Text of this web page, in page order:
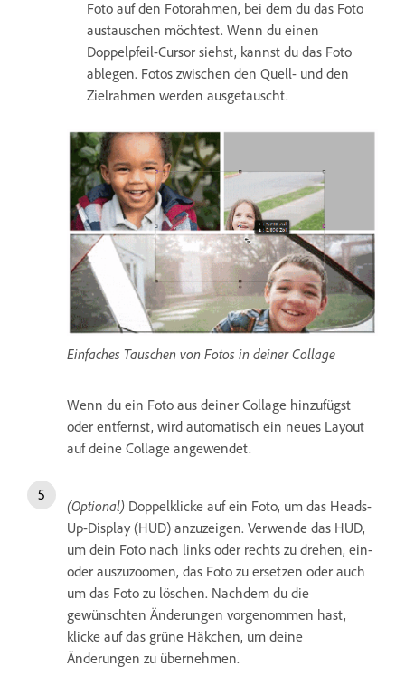
Foto auf den Fotorahmen, bei dem du das Foto
austauschen möchtest. Wenn du einen
Doppelpfeil-Cursor siehst, kannst du das Foto
ablegen. Fotos zwischen den Quell- und den
Zielrahmen werden ausgetauscht.
Einfaches Tauschen von Fotos in deiner Collage
Wenn du ein Foto aus deiner Collage hinzufügst
oder entfernst, wird automatisch ein neues Layout
auf deine Collage angewendet.
(Optional) Doppelklicke auf ein Foto, um das Heads-
Up-Display (HUD) anzuzeigen. Verwende das HUD,
um dein Foto nach links oder rechts zu drehen, ein-
oder auszuzoomen, das Foto zu ersetzen oder auch
um das Foto zu löschen. Nachdem du die
gewünschten Änderungen vorgenommen hast,
klicke auf das grüne Häkchen, um deine
Änderungen zu übernehmen.